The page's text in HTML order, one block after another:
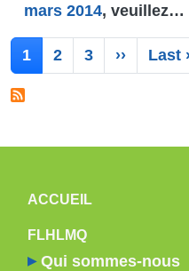
mars 2014, veuillez…
Pagination
1 2 3 ››PageLast
NAVIGATION
ACCUEIL
FLHLMQ
Qui sommes-nous